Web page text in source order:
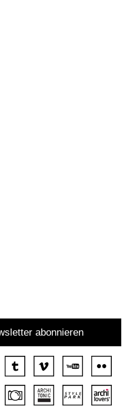
abonnieren